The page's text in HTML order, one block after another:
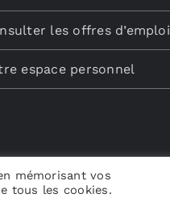
les offres d’emploi
espace personnel
mémorisant vos
tous les cookies.